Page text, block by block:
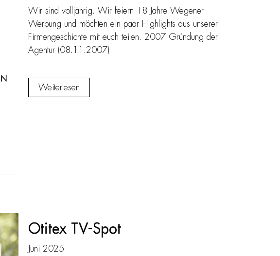
Wir sind volljährig. Wir feiern 18 Jahre Wegener
Werbung und möchten ein paar Highlights aus unserer
Firmengeschichte mit euch teilen. 2007 Gründung der
Agentur (08.11.2007)
Weiterlesen
Otitex TV-Spot
Juni 2025